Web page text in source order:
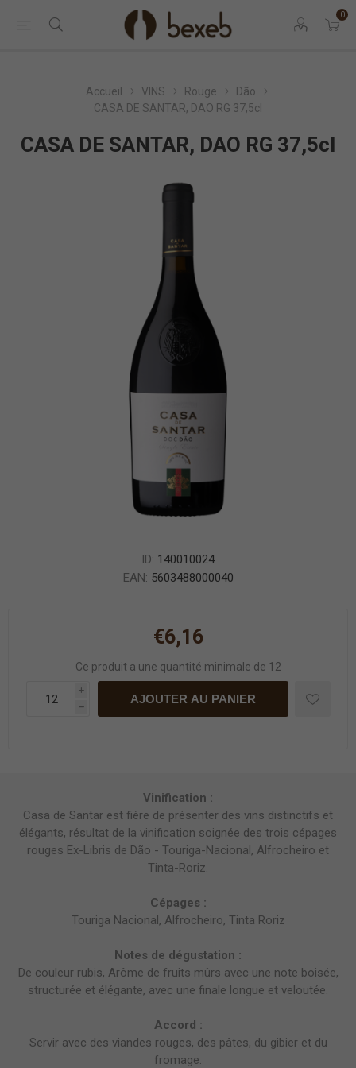
0
Accueil VINS Rouge
Dão
CASA DE SANTAR, DAO RG 37,5cl
CASA DE SANTAR, DAO RG 37,5cl
ID: 140010024
EAN: 5603488000040
€6,16
Ce produit a une quantité minimale de 12
i
h
AJOUTER AU PANIER
Vinification :
Casa de Santar est fière de présenter des vins distinctifs et
élégants, résultat de la vinification soignée des trois cépages
rouges Ex-Libris de Dão - Touriga-Nacional, Alfrocheiro et
Tinta-Roriz.
Cépages :
Touriga Nacional, Alfrocheiro, Tinta Roriz
Notes de dégustation :
De couleur rubis, Arôme de fruits mûrs avec une note boisée,
structurée et élégante, avec une finale longue et veloutée.
Accord :
Servir avec des viandes rouges, des pâtes, du gibier et du
fromage.